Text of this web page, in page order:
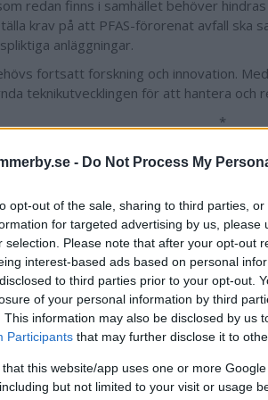
- Do Not Process My
opt-out of the sale, sharing to third parties,
for targeted advertising by us, please
selection. Please note that after your opt-out
interest-based ads based on personal
to third parties prior to your opt-out.
of your personal information by third
This information may also be disclosed by us
Participants that may further disclose it to
that this website/app uses one or more
but not limited to your visit or usage
redan finns i samhället behöver
krav på att PFAS-förorenat avfall ska
anläggningar.
fortsatt forskning och innovation.
teknikutvecklingen för att hantera och
*
Det är bara ett av många bevis på hur
Ohlsson, regionchef för